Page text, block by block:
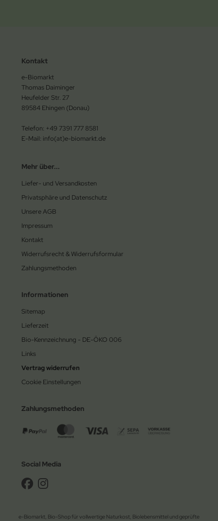
Kontakt
e-Biomarkt
Thomas Daiminger
Heufelder Str. 27
89584 Ehingen (Donau)
Telefon: +49 7391 777 8581
E-Mail: info(at)e-biomarkt.de
Mehr über...
Liefer- und Versandkosten
Privatsphäre und Datenschutz
Unsere AGB
Impressum
Kontakt
Widerrufsrecht & Widerrufsformular
Zahlungsmethoden
Informationen
Sitemap
Lieferzeit
Bio-Kennzeichnung - DE-ÖKO 006
Links
Vertrag widerrufen
Cookie Einstellungen
Zahlungsmethoden
Social Media
e-Biomarkt, Bio-Shop für vollwertige Naturkost, Biolebensmittel und geprüfte